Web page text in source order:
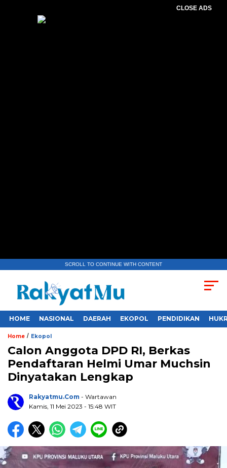
CLOSE ADS
SCROLL TO CONTINUE WITH CONTENT
HOME NASIONAL DAERAH EKOPOL PENDIDIKAN
Home / Ekopol
Calon Anggota DPD RI, Berkas
Pendaftaran Helmi Umar Muchsin
Dinyatakan Lengkap
Rakyatmu.com - Wartawan
Kamis, 11 Mei 2023 - 15:48 WIT